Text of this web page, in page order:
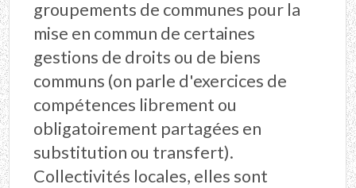
groupements de communes pour la
mise en commun de certaines
gestions de droits ou de biens
communs (on parle d'exercices de
compétences librement ou
obligatoirement partagées en
substitution ou transfert).
Collectivités locales, elles sont